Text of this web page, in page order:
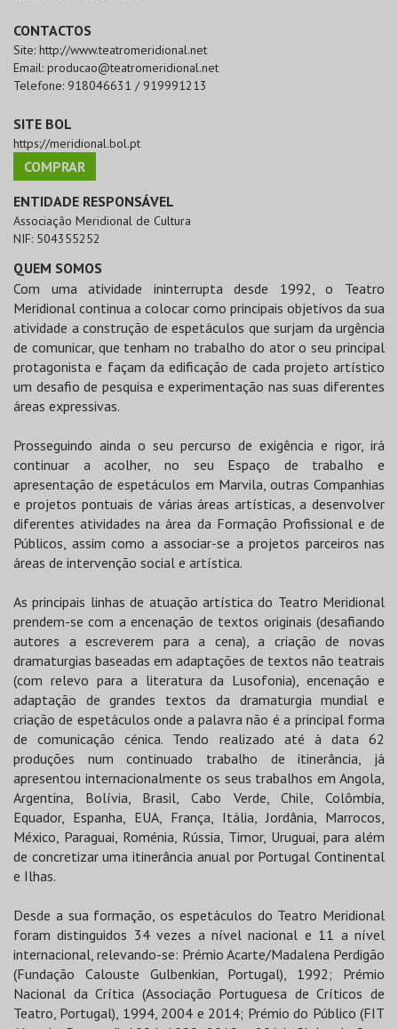
CONTACTOS
Site: http://www.teatromeridional.net
Email: producao@teatromeridional.net
Telefone: 918046631 / 919991213
SITE BOL
https://meridional.bol.pt
COMPRAR
ENTIDADE RESPONSÁVEL
Associação Meridional de Cultura
NIF: 504355252
QUEM SOMOS
Com uma atividade ininterrupta desde 1992, o Teatro
Meridional continua a colocar como principais objetivos da sua
atividade a construção de espetáculos que surjam da urgência
de comunicar, que tenham no trabalho do ator o seu principal
protagonista e façam da edificação de cada projeto artístico
um desafio de pesquisa e experimentação nas suas diferentes
áreas expressivas.
Prosseguindo ainda o seu percurso de exigência e rigor, irá
continuar a acolher, no seu Espaço de trabalho e
apresentação de espetáculos em Marvila, outras Companhias
e projetos pontuais de várias áreas artísticas, a desenvolver
diferentes atividades na área da Formação Profissional e de
Públicos, assim como a associar-se a projetos parceiros nas
áreas de intervenção social e artística.
As principais linhas de atuação artística do Teatro Meridional
prendem-se com a encenação de textos originais (desafiando
autores a escreverem para a cena), a criação de novas
dramaturgias baseadas em adaptações de textos não teatrais
(com relevo para a literatura da Lusofonia), encenação e
adaptação de grandes textos da dramaturgia mundial e
criação de espetáculos onde a palavra não é a principal forma
de comunicação cénica. Tendo realizado até à data 62
produções num continuado trabalho de itinerância, já
apresentou internacionalmente os seus trabalhos em Angola,
Argentina, Bolívia, Brasil, Cabo Verde, Chile, Colômbia,
Equador, Espanha, EUA, França, Itália, Jordânia, Marrocos,
México, Paraguai, Roménia, Rússia, Timor, Uruguai, para além
de concretizar uma itinerância anual por Portugal Continental
e Ilhas.
Desde a sua formação, os espetáculos do Teatro Meridional
foram distinguidos 34 vezes a nível nacional e 11 a nível
internacional, relevando-se: Prémio Acarte/Madalena Perdigão
(Fundação Calouste Gulbenkian, Portugal), 1992; Prémio
Nacional da Crítica (Associação Portuguesa de Críticos de
Teatro, Portugal), 1994, 2004 e 2014; Prémio do Público (FIT